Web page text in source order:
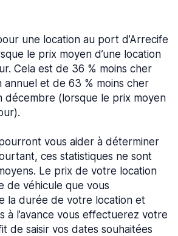
une location au port d’Arrecife
le prix moyen d’une location
Cela est de 36 % moins cher
annuel et de 63 % moins cher
décembre (lorsque le prix moyen
vous aider à déterminer
ces statistiques ne sont
Le prix de votre location
de véhicule que vous
la durée de votre location et
à l’avance vous effectuerez votre
de saisir vos dates souhaitées